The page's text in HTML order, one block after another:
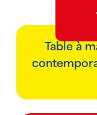
Table à